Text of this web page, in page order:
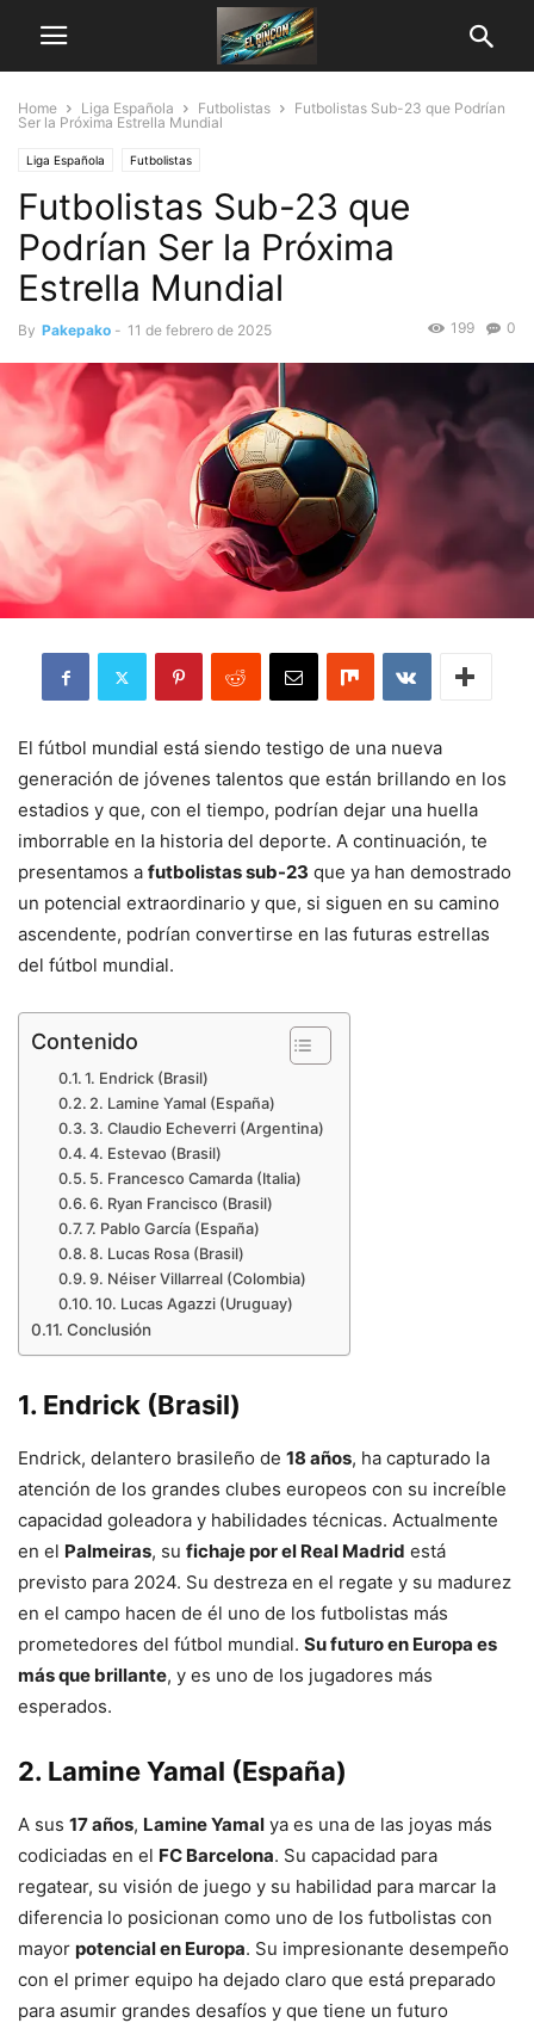
Home Liga Española Futbolistas
Futbolistas Sub-23 que Podrían
Ser la Próxima Estrella Mundial
Liga Española Futbolistas
Futbolistas Sub-23 que
Podrían Ser la Próxima
Estrella Mundial
By Pakepako - 11 de febrero de 2025 0
199
El fútbol mundial está siendo testigo de una nueva
generación de jóvenes talentos que están brillando en los
estadios y que, con el tiempo, podrían dejar una huella
imborrable en la historia del deporte. A continuación, te
presentamos a futbolistas sub-23 que ya han demostrado
un potencial extraordinario y que, si siguen en su camino
ascendente, podrían convertirse en las futuras estrellas
del fútbol mundial.
Contenido
1. Endrick (Brasil)
2. Lamine Yamal (España)
3. Claudio Echeverri (Argentina)
4. Estevao (Brasil)
5. Francesco Camarda (Italia)
6. Ryan Francisco (Brasil)
7. Pablo García (España)
8. Lucas Rosa (Brasil)
9. Néiser Villarreal (Colombia)
10. Lucas Agazzi (Uruguay)
Conclusión
1. Endrick (Brasil)
Endrick, delantero brasileño de 18 años, ha capturado la
atención de los grandes clubes europeos con su increíble
capacidad goleadora y habilidades técnicas. Actualmente
en el Palmeiras, su fichaje por el Real Madrid está
previsto para 2024. Su destreza en el regate y su madurez
en el campo hacen de él uno de los futbolistas más
prometedores del fútbol mundial. Su futuro en Europa es
más que brillante, y es uno de los jugadores más
esperados.
2. Lamine Yamal (España)
A sus 17 años, Lamine Yamal ya es una de las joyas más
codiciadas en el FC Barcelona. Su capacidad para
regatear, su visión de juego y su habilidad para marcar la
diferencia lo posicionan como uno de los futbolistas con
mayor potencial en Europa. Su impresionante desempeño
con el primer equipo ha dejado claro que está preparado
para asumir grandes desafíos y que tiene un futuro